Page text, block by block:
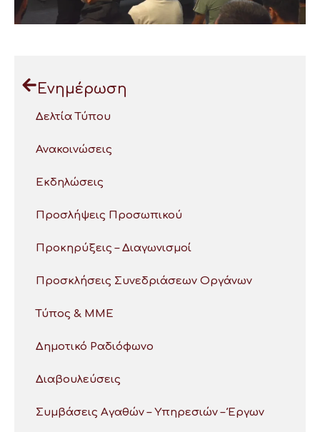
Ενημέρωση
Δελτία Τύπου
Ανακοινώσεις
Εκδηλώσεις
Προσλήψεις Προσωπικού
Προκηρύξεις – Διαγωνισμοί
Προσκλήσεις Συνεδριάσεων Οργάνων
Τύπος & ΜΜΕ
Δημοτικό Ραδιόφωνο
Διαβουλεύσεις
Συμβάσεις Αγαθών – Υπηρεσιών – Έργων